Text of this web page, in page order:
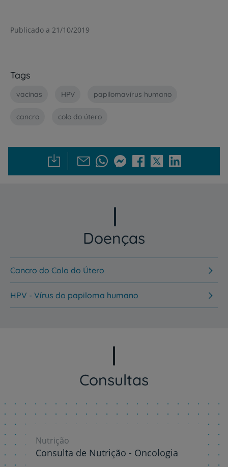
Publicado a 21/10/2019
Tags
vacinas HPV papilomavírus humano
cancro colo do útero
Doenças
Cancro do Colo do Útero
HPV - Vírus do papiloma humano
Consultas
Nutrição
Consulta de Nutrição - Oncologia